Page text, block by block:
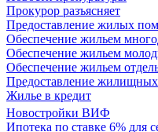
Прокурор разъясняет
Предоставление жилых
Обеспечение жильем
Обеспечение жильем
Обеспечение жильем
Предоставление
Жилье в кредит
Новостройки ВИФ
Ипотека по ставке 6% для